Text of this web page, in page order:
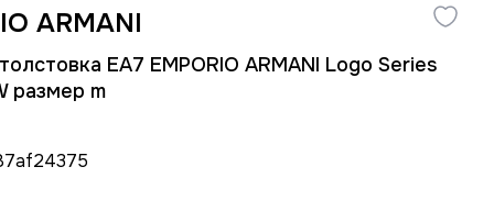
ARMANI
EA7 EMPORIO ARMANI Logo Series
размер m